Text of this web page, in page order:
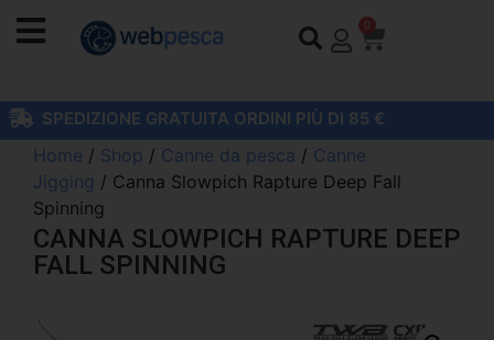
0
SPEDIZIONE GRATUITA ORDINI PIÙ DI 85 €
Home / Shop / Canne da pesca / Canne
Jigging / Canna Slowpich Rapture Deep Fall
Spinning
CANNA SLOWPICH RAPTURE DEEP
FALL SPINNING